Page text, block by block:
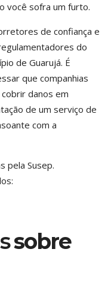
você sofra um furto.
de confiança e
do
de Guarujá. É
que companhias
danos em
de um serviço de
com a
pela Susep.
sobre